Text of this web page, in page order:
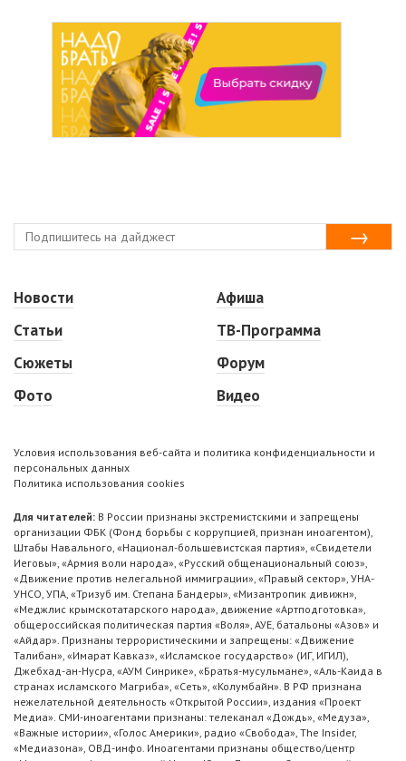
Новости
Статьи
Сюжеты
Фото
Афиша
ТВ-Программа
Форум
Видео
Условия использования веб-сайта и политика конфиденциальности и
персональных данных
Политика использования cookies
Для читателей: В России признаны экстремистскими и запрещены
организации ФБК (Фонд борьбы с коррупцией, признан иноагентом),
Штабы Навального, «Национал-большевистская партия», «Свидетели
Иеговы», «Армия воли народа», «Русский общенациональный союз»,
«Движение против нелегальной иммиграции», «Правый сектор», УНА-
УНСО, УПА, «Тризуб им. Степана Бандеры», «Мизантропик дивижн»,
«Меджлис крымскотатарского народа», движение «Артподготовка»,
общероссийская политическая партия «Воля», АУЕ, батальоны «Азов» и
«Айдар». Признаны террористическими и запрещены: «Движение
Талибан», «Имарат Кавказ», «Исламское государство» (ИГ, ИГИЛ),
Джебхад-ан-Нусра, «АУМ Синрике», «Братья-мусульмане», «Аль-Каида в
странах исламского Магриба», «Сеть», «Колумбайн». В РФ признана
нежелательной деятельность «Открытой России», издания «Проект
Медиа». СМИ-иноагентами признаны: телеканал «Дождь», «Медуза»,
«Важные истории», «Голос Америки», радио «Свобода», The Insider,
«Медиазона», ОВД-инфо. Иноагентами признаны общество/центр